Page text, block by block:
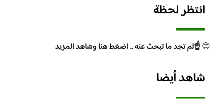
انتظر لحظة
😊☝️لم تجد ما تبحث عنه .. اضغط هنا وشاهد المزيد
شاهد أيضا